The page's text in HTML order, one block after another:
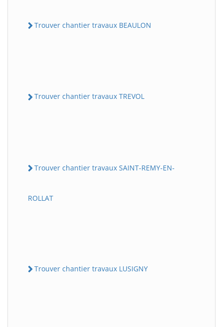
Trouver chantier travaux BEAULON
Trouver chantier travaux TREVOL
Trouver chantier travaux SAINT-REMY-EN-
ROLLAT
Trouver chantier travaux LUSIGNY